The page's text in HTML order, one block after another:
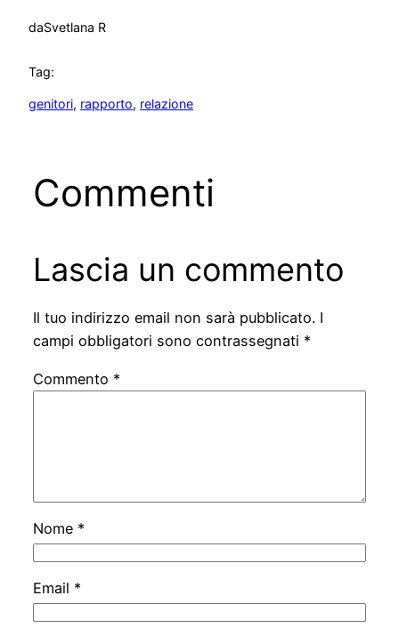
daSvetlana R
Tag:
genitori, rapporto, relazione
Commenti
Lascia un commento
Il tuo indirizzo email non sarà pubblicato. I
campi obbligatori sono contrassegnati *
Commento *
Nome *
Email *